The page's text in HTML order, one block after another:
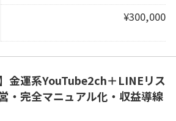
¥300,000
金運系YouTube2ch＋LINEリス
・完全マニュアル化・収益導線